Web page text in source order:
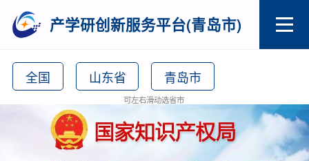
产学研创新服务平台(青岛市)
全国 山东省 青岛市
可左右滑动选省市